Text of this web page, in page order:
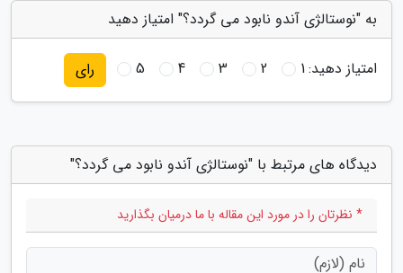
به "نوستالژی آندو نابود می گردد؟" امتیاز دهید
امتیاز دهید:1
2
3
4
5 رای
دیدگاه های مرتبط با "نوستالژی آندو نابود می گردد؟"
* نظرتان را در مورد این مقاله با ما درمیان بگذارید